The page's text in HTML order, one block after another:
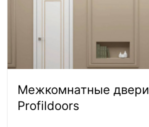
Межкомнатные двери
Profildoors